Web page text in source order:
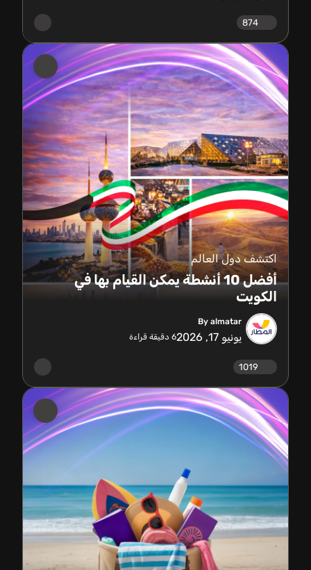
874
اكتشف دول العالم
أفضل 10 أنشطة يمكن القيام بها في
الكويت
By almatar
يونيو 17, 2026 6 دقيقة قراءة